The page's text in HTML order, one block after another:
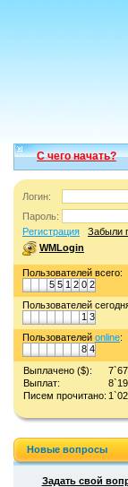
С чего начать?
Логин:
Пароль:
Регистрация
Забыли
WMLogin
Пользователей всего:
5 5 1 2 0 2
Пользователей
1 3
Пользователей online:
8 4
Выплачено ($):
Выплат:
Писем прочитано:
Новые вопросы
Задать свой